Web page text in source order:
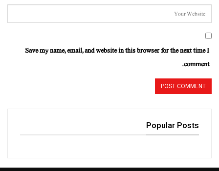
Save my name, email, and website in this browser for the next time I
comment.
Popular Posts